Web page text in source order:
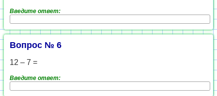
Введите ответ:
Вопрос № 6
12 – 7 =
Введите ответ: